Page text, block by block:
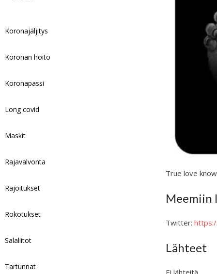
True love
Meemiin
Twitter:
Lähteet
Koronajäljitys
Koronan hoito
Koronapassi
Long covid
Maskit
Rajavalvonta
Rajoitukset
Rokotukset
Salaliitot
Tartunnat